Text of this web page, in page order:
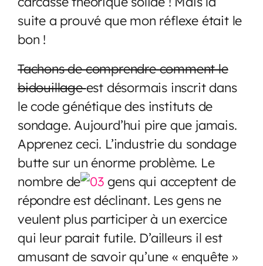
suite a prouvé que mon réflexe était le
bon !
Tachons de comprendre comment le
bidouillageest désormais inscrit dans
le code génétique des instituts de
sondage. Aujourd’hui pire que jamais.
Apprenez ceci. L’industrie du sondage
butte sur un énorme problème. Le
nombre de
gens qui acceptent de
répondre est déclinant. Les gens ne
veulent plus participer à un exercice
qui leur parait futile. D’ailleurs il est
amusant de savoir qu’une « enquête »